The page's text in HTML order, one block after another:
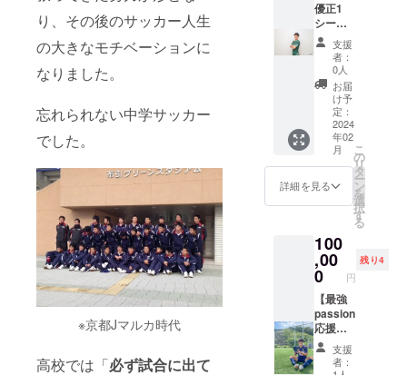
り、その後のサッカー人生
の大きなモチベーションに
なりました。
忘れられない中学サッカー
でした。
※京都Jマルカ時代
高校では「必ず試合に出て
※申し訳
ないで
すが交
通費は
自己負
担でお
願いし
ます。
※日時は
メール
で詳し
くやり
とりさ
◎感謝
のお気
持ちを
ビデオ
メッ
セージ
で送ら
せてい
ただき
時間
最大３
時間程
※有効期
限 1年
日時な
ど詳し
くは
メール
でご相
談させ
て頂き
ます。
す！
させて
いただ
きま
す。 ※
申し訳
ないで
すが交
通費は
自己負
担でお
願いし
ます。
※場所は
関西圏
内でお
ます。
※有効期
限 １
年間 ◎
サイン
を直接
お渡し
しま
す！ ◎
感謝の
優正1
シーズ
ンサ
ポート
プラ
ン】
【個
人、企
業様向
け】
2024年
シーズ
ンにて1
シーズ
ン共に
ポート
して頂
ける方
へのリ
ターン
です。
◎感謝
の思い
をビデ
オメッ
支援
者：
0人
お届
け予
定：
2024
年02
月
詳細を見る
こ
の
リ
タ
ー
ン
を
選
択
す
る
100
,00
0 円
残り4
【最強
passion
応援
コー
ス】 最
強の
支援
者：